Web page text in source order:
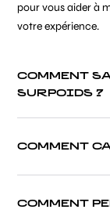
pour vous aider à
votre expérience.
COMMENT
SURPOIDS ?
COMMENT
COMMENT